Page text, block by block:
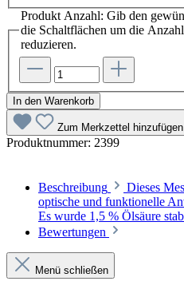
Produkt Anzahl: Gib den
die Schaltflächen um die
reduzieren.
In den Warenkorb
Zum Merkzettel hinzufügen
Produktnummer: 2399
Beschreibung
Dieses
optische und funktionelle
Es wurde 1,5 % Ölsäure
Bewertungen
Menü schließen